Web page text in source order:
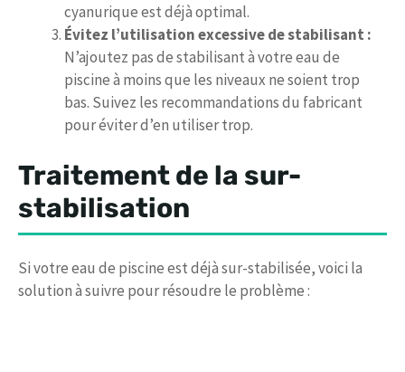
cyanurique est déjà optimal.
Évitez l’utilisation excessive de stabilisant :
N’ajoutez pas de stabilisant à votre eau de
piscine à moins que les niveaux ne soient trop
bas. Suivez les recommandations du fabricant
pour éviter d’en utiliser trop.
Traitement de la sur-
stabilisation
Si votre eau de piscine est déjà sur-stabilisée, voici la
solution à suivre pour résoudre le problème :